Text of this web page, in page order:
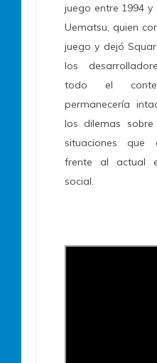
juego entre 1994 y
Uematsu, quien
juego y dejó
los
todo el
permanecería
los dilemas
situaciones que
frente al actual
social.